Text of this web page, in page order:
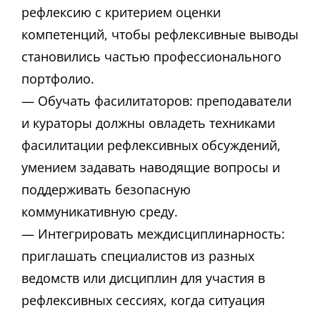
рефлексию с критерием оценки
компетенций, чтобы рефлексивные выводы
становились частью профессионального
портфолио.
— Обучать фасилитаторов: преподаватели
и кураторы должны овладеть техниками
фасилитации рефлексивных обсуждений,
умением задавать наводящие вопросы и
поддерживать безопасную
коммуникативную среду.
— Интегрировать междисциплинарность:
приглашать специалистов из разных
ведомств или дисциплин для участия в
рефлексивных сессиях, когда ситуация